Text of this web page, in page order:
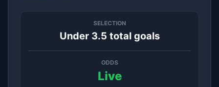
SELECTION
Under 3.5 total goals
ODDS
Live